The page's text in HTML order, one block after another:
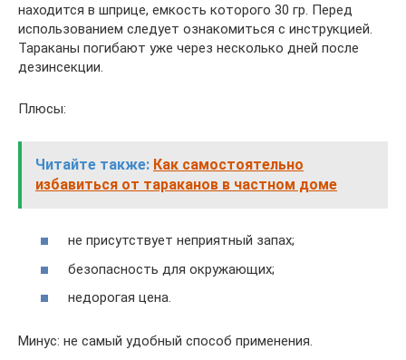
находится в шприце, емкость которого 30 гр. Перед
использованием следует ознакомиться с инструкцией.
Тараканы погибают уже через несколько дней после
дезинсекции.
Плюсы:
Читайте также: Как самостоятельно
избавиться от тараканов в частном доме
не присутствует неприятный запах;
безопасность для окружающих;
недорогая цена.
Минус: не самый удобный способ применения.